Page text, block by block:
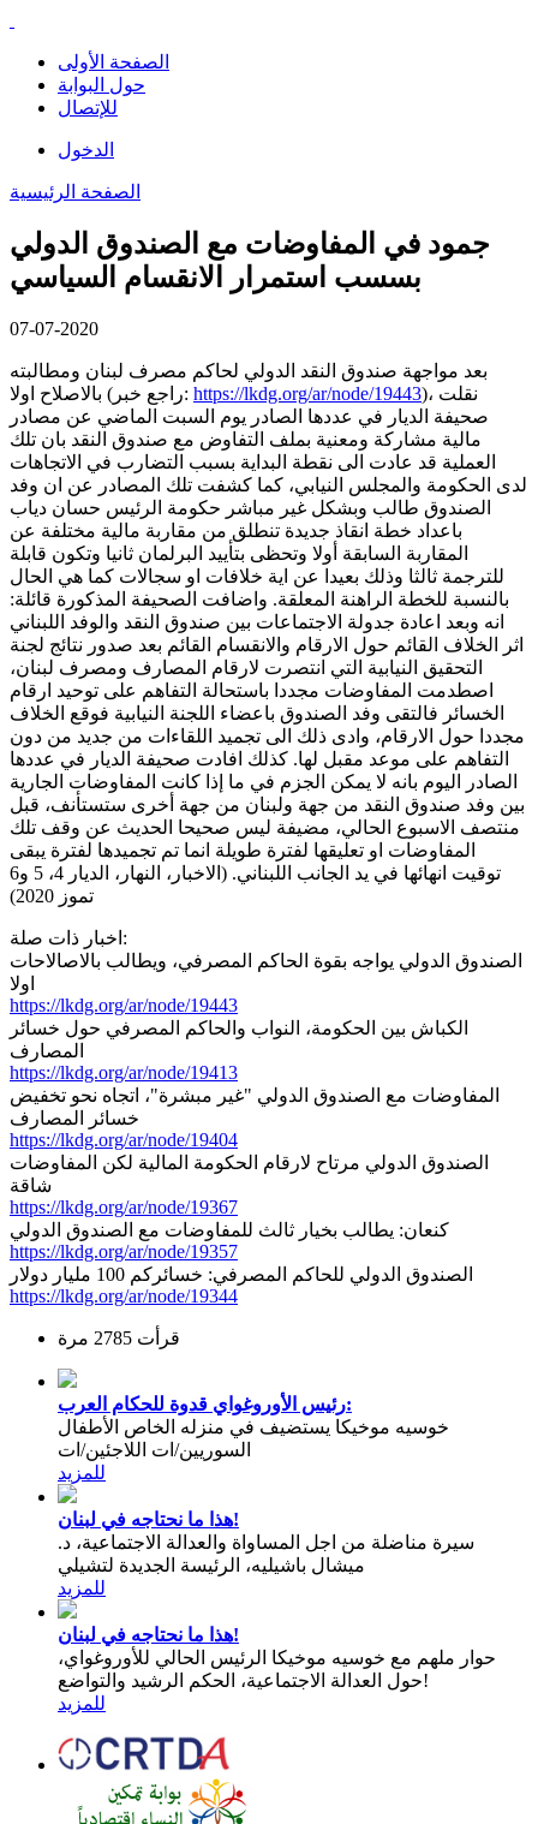
الصفحة الأولى
حول البوابة
للإتصال
الدخول
الصفحة الرئيسية
جمود في المفاوضات مع الصندوق الدولي
بسسب استمرار الانقسام السياسي
07-07-2020
بعد مواجهة صندوق النقد الدولي لحاكم مصرف لبنان ومطالبته
بالاصلاح اولا (راجع خبر: https://lkdg.org/ar/node/19443)، نقلت
صحيفة الديار في عددها الصادر يوم السبت الماضي عن مصادر
مالية مشاركة ومعنية بملف التفاوض مع صندوق النقد بان تلك
العملية قد عادت الى نقطة البداية بسبب التضارب في الاتجاهات
لدى الحكومة والمجلس النيابي، كما كشفت تلك المصادر عن ان وفد
الصندوق طالب وبشكل غير مباشر حكومة الرئيس حسان دياب
باعداد خطة انقاذ جديدة تنطلق من مقاربة مالية مختلفة عن
المقاربة السابقة أولا وتحظى بتأييد البرلمان ثانيا وتكون قابلة
للترجمة ثالثا وذلك بعيدا عن اية خلافات او سجالات كما هي الحال
بالنسبة للخطة الراهنة المعلقة. واضافت الصحيفة المذكورة قائلة:
انه وبعد اعادة جدولة الاجتماعات بين صندوق النقد والوفد اللبناني
اثر الخلاف القائم حول الارقام والانقسام القائم بعد صدور نتائج لجنة
التحقيق النيابية التي انتصرت لارقام المصارف ومصرف لبنان،
اصطدمت المفاوضات مجددا باستحالة التفاهم على توحيد ارقام
الخسائر فالتقى وفد الصندوق باعضاء اللجنة النيابية فوقع الخلاف
مجددا حول الارقام، وادى ذلك الى تجميد اللقاءات من جديد من دون
التفاهم على موعد مقبل لها. كذلك افادت صحيفة الديار في عددها
الصادر اليوم بانه لا يمكن الجزم في ما إذا كانت المفاوضات الجارية
بين وفد صندوق النقد من جهة ولبنان من جهة أخرى ستستأنف، قبل
منتصف الاسبوع الحالي، مضيفة ليس صحيحا الحديث عن وقف تلك
المفاوضات او تعليقها لفترة طويلة انما تم تجميدها لفترة يبقى
توقيت انهائها في يد الجانب اللبناني. (الاخبار، النهار، الديار 4، 5 و6
تموز 2020)
اخبار ذات صلة:
الصندوق الدولي يواجه بقوة الحاكم المصرفي، ويطالب بالاصالاحات
اولا
https://lkdg.org/ar/node/19443
الكباش بين الحكومة، النواب والحاكم المصرفي حول خسائر
المصارف
https://lkdg.org/ar/node/19413
المفاوضات مع الصندوق الدولي "غير مبشرة"، اتجاه نحو تخفيض
خسائر المصارف
https://lkdg.org/ar/node/19404
الصندوق الدولي مرتاح لارقام الحكومة المالية لكن المفاوضات
شاقة
https://lkdg.org/ar/node/19367
كنعان: يطالب بخيار ثالث للمفاوضات مع الصندوق الدولي
https://lkdg.org/ar/node/19357
الصندوق الدولي للحاكم المصرفي: خسائركم 100 مليار دولار
https://lkdg.org/ar/node/19344
قرأت 2785 مرة
رئيس الأوروغواي قدوة للحكام العرب:
خوسيه موخيكا يستضيف في منزله الخاص الأطفال
السوريين/ات اللاجئين/ات
للمزيد
هذا ما نحتاجه في لبنان!
سيرة مناضلة من اجل المساواة والعدالة الاجتماعية، د.
ميشال باشيليه، الرئيسة الجديدة لتشيلي
للمزيد
هذا ما نحتاجه في لبنان!
حوار ملهم مع خوسيه موخيكا الرئيس الحالي للأوروغواي،
حول العدالة الاجتماعية، الحكم الرشيد والتواضع!
للمزيد